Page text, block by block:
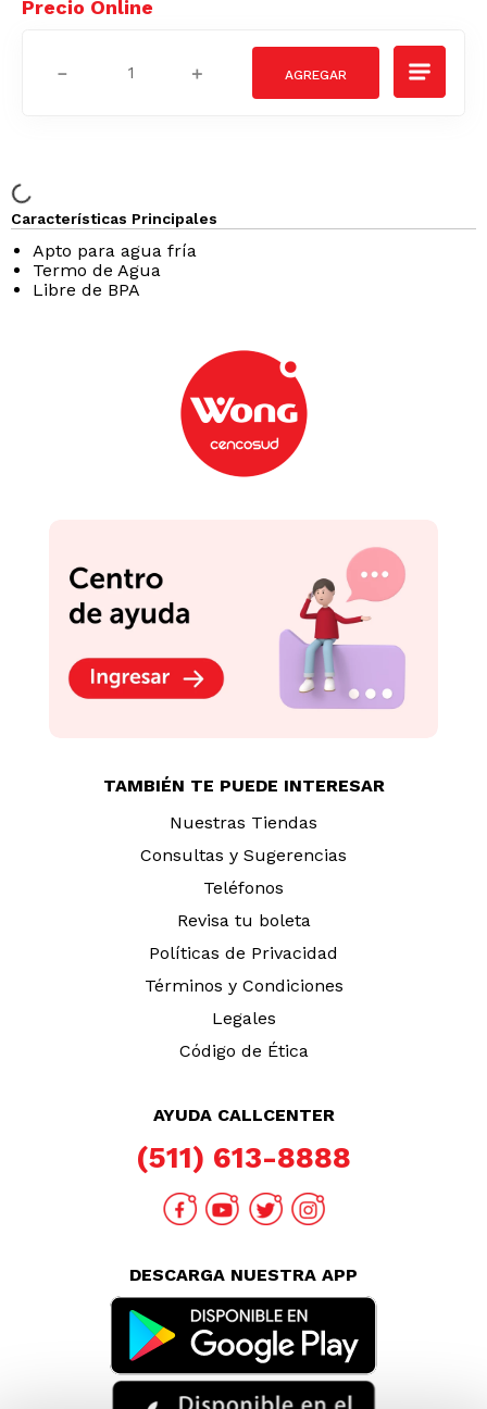
＋
－
Características Principales
Apto para agua fría
Termo de Agua
Libre de BPA
TAMBIÉN TE PUEDE INTERESAR
Nuestras Tiendas
Consultas y Sugerencias
Teléfonos
Revisa tu boleta
Políticas de Privacidad
Términos y Condiciones
Legales
Código de Ética
AYUDA CALLCENTER
(511) 613-8888
DESCARGA NUESTRA APP